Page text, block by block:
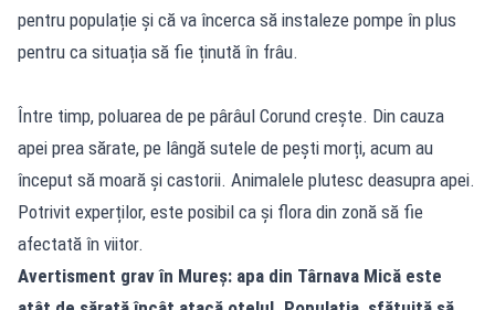
pentru populație și că va încerca să instaleze pompe în plus
pentru ca situația să fie ținută în frâu.
Între timp, poluarea de pe pârâul Corund crește. Din cauza
apei prea sărate, pe lângă sutele de pești morți, acum au
început să moară și castorii. Animalele plutesc deasupra apei.
Potrivit experților, este posibil ca și flora din zonă să fie
afectată în viitor.
Avertisment grav în Mureș: apa din Târnava Mică este